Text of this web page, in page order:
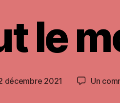
le
décembre 2021 Un